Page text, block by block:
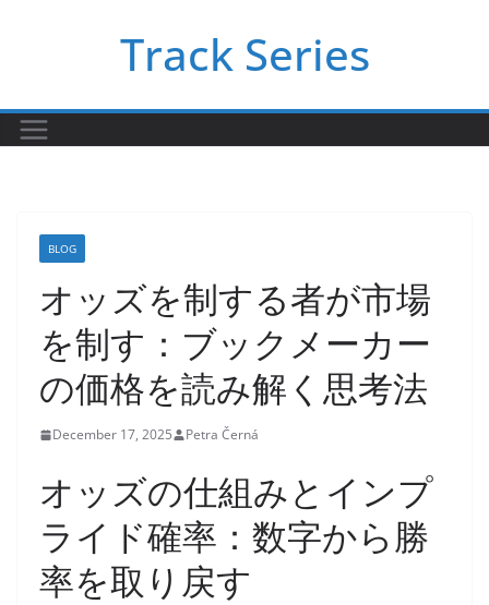
Track Series
BLOG
オッズを制する者が市場
を制す：ブックメーカー
の価格を読み解く思考法
December 17, 2025 Petra Černá
オッズの仕組みとインプ
ライド確率：数字から勝
率を取り戻す